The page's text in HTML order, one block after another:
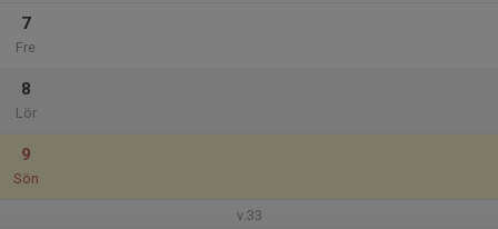
7
Fre
8
Lör
9
Sön
v.33